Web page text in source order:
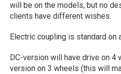
will be on the models, but no
clients have different wishes.
Electric coupling is standard on
DC-version will have drive on 4
version on 3 wheels (this will